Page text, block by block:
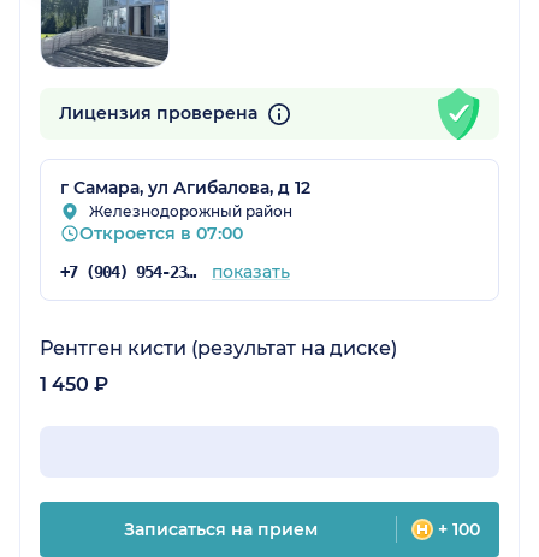
Лицензия проверена
г Самара, ул Агибалова, д 12
Железнодорожный район
Откроется в 07:00
+7 (904) 954-23-83 показать
Рентген кисти (результат на диске)
1 450 ₽
Записаться на прием + 100